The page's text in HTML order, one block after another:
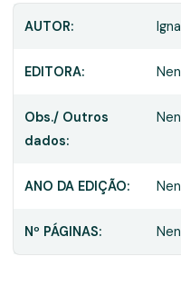
AUTOR:
EDITORA:
Obs./ Outros
dados:
ANO DA EDIÇÃO:
Nº PÁGINAS: